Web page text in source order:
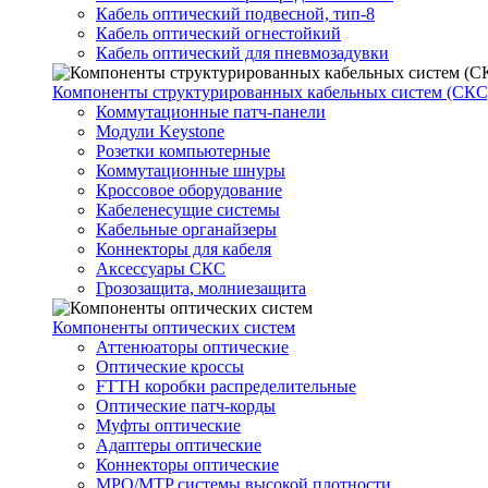
Кабель оптический подвесной, тип-8
Кабель оптический огнестойкий
Кабель оптический для пневмозадувки
Компоненты структурированных кабельных систем
Коммутационные патч-панели
Модули Keystone
Розетки компьютерные
Коммутационные шнуры
Кроссовое оборудование
Кабеленесущие системы
Кабельные органайзеры
Коннекторы для кабеля
Аксессуары СКС
Грозозащита, молниезащита
Компоненты оптических систем
Аттенюаторы оптические
Оптические кроссы
FTTH коробки распределительные
Оптические патч-корды
Муфты оптические
Адаптеры оптические
Коннекторы оптические
MPO/MTP системы высокой плотности